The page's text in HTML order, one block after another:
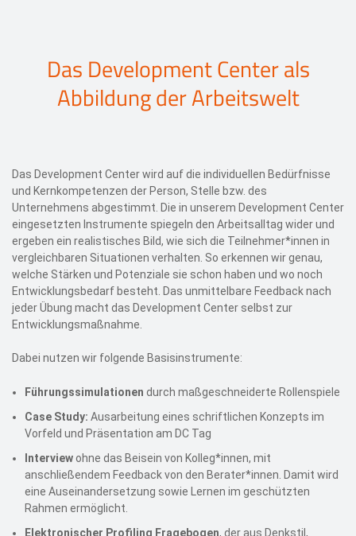
Das Development Center als
Abbildung der Arbeitswelt
Das Development Center wird auf die individuellen Bedürfnisse
und Kernkompetenzen der Person, Stelle bzw. des
Unternehmens abgestimmt. Die in unserem Development Center
eingesetzten Instrumente spiegeln den Arbeitsalltag wider und
ergeben ein realistisches Bild, wie sich die Teilnehmer*innen in
vergleichbaren Situationen verhalten. So erkennen wir genau,
welche Stärken und Potenziale sie schon haben und wo noch
Entwicklungsbedarf besteht. Das unmittelbare Feedback nach
jeder Übung macht das Development Center selbst zur
Entwicklungsmaßnahme.
Dabei nutzen wir folgende Basisinstrumente:
Führungssimulationen durch maßgeschneiderte Rollenspiele
Case Study: Ausarbeitung eines schriftlichen Konzepts im
Vorfeld und Präsentation am DC Tag
Interviewohne das Beisein von Kolleg*innen, mit
anschließendem Feedback von den Berater*innen. Damit wird
eine Auseinandersetzung sowie Lernen im geschützten
Rahmen ermöglicht.
Elektronischer Profiling Fragebogen, der aus Denkstil,